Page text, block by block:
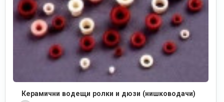
Керамични водещи ролки и дюзи (нишководачи)